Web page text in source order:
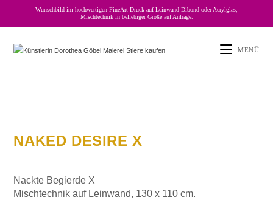
Wunschbild im hochwertigen FineArt Druck auf Leinwand Dibond oder Acrylglas,
Mischtechnik in beliebiger Größe auf Anfrage.
MENÜ
NAKED DESIRE X
Nackte Begierde X
Mischtechnik auf Leinwand, 130 x 110 cm.